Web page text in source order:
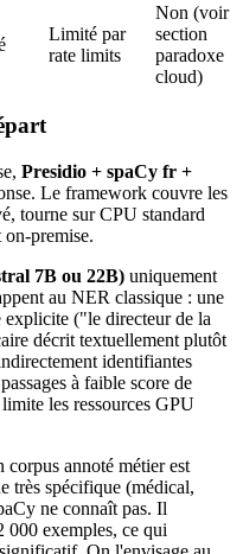
Limité par
rate limits
Non (voir
section
paradoxe
cloud)
Presidio + spaCy fr +
Le framework couvre les
tourne sur CPU standard
on-premise.
7B ou 22B) uniquement
au NER classique : une
explicite ("le directeur de la
décrit textuellement plutôt
identifiantes
à faible score de
les ressources GPU
corpus annoté métier est
très spécifique (médical,
ne connaît pas. Il
000 exemples, ce qui